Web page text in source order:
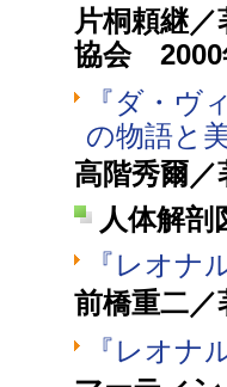
片桐頼継
協会 2000
『ダ・
の物語と
高階秀爾
人体解剖
『レオ
前橋重二
『レオナ